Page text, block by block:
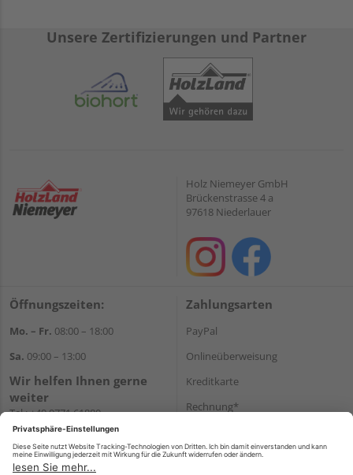
Unsere Zertifizierungen und Partner
Holz Niemeyer GmbH
Brückenstrasse 4 a
97618 Niederlauer
Öffnungszeiten:
Mo. – Fr. 08:00 – 18:00
Sa. 09:00 – 13:00
Wir helfen Ihnen gerne
weiter
Tel.:+49 9771 61880
E-Mail:info@holzland-
niemeyer.de
Zahlungsarten
PayPal
Onlineüberweisung
Kreditkarte
Rechnung*
Versand